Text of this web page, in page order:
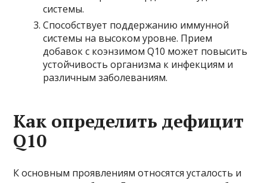
системы.
Способствует поддержанию иммунной
системы на высоком уровне. Прием
добавок с коэнзимом Q10 может повысить
устойчивость организма к инфекциям и
различным заболеваниям.
Как определить дефицит
Q10
К основным проявлениям относятся усталость и